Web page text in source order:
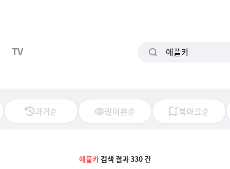
TV
과거순 많이본순 북마크순
애플카검색 결과 330 건